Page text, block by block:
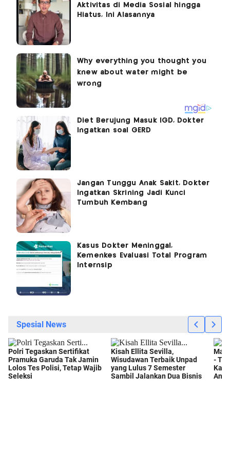
Aktivitas di Media Sosial hingga
Hiatus, Ini Alasannya
Diet Berujung Masuk IGD, Dokter
Ingatkan soal GERD
Jangan Tunggu Anak Sakit, Dokter
Ingatkan Skrining Jadi Kunci
Tumbuh Kembang
Kasus Dokter Meninggal,
Kemenkes Evaluasi Total Program
Internsip